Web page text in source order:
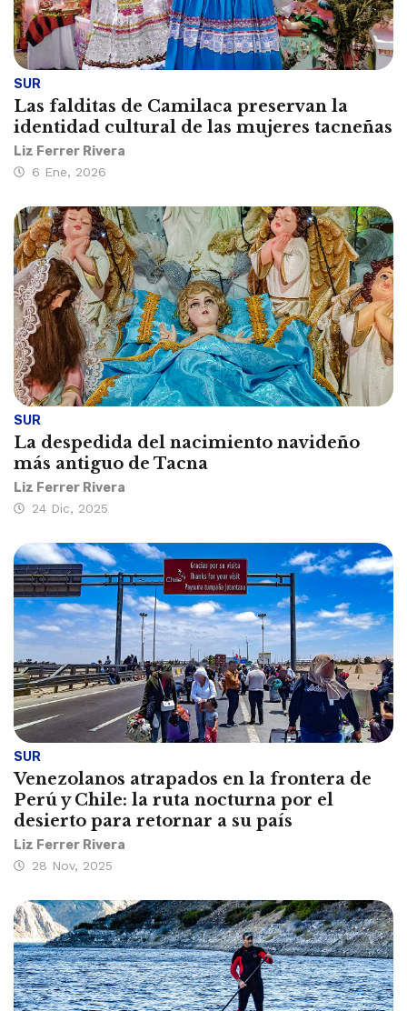
SUR
Las falditas de Camilaca preservan la
identidad cultural de las mujeres tacneñas
Liz Ferrer Rivera
6 Ene, 2026
SUR
La despedida del nacimiento navideño
más antiguo de Tacna
Liz Ferrer Rivera
24 Dic, 2025
SUR
Venezolanos atrapados en la frontera de
Perú y Chile: la ruta nocturna por el
desierto para retornar a su país
Liz Ferrer Rivera
28 Nov, 2025